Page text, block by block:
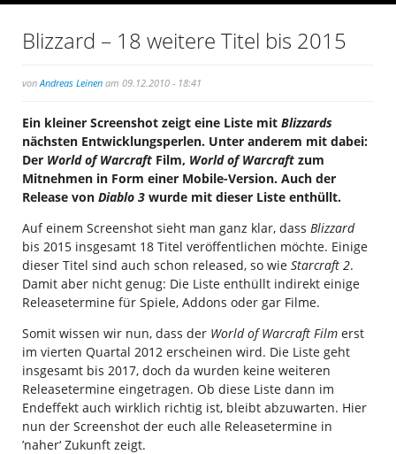
Blizzard – 18 weitere Titel bis 2015
von Andreas Leinen am 09.12.2010 - 18:41
Ein kleiner Screenshot zeigt eine Liste mit Blizzards
nächsten Entwicklungsperlen. Unter anderem mit dabei:
Der World of Warcraft Film, World of Warcraft zum
Mitnehmen in Form einer Mobile-Version. Auch der
Release von Diablo 3 wurde mit dieser Liste enthüllt.
Auf einem Screenshot sieht man ganz klar, dass Blizzard
bis 2015 insgesamt 18 Titel veröffentlichen möchte. Einige
dieser Titel sind auch schon released, so wie Starcraft 2.
Damit aber nicht genug: Die Liste enthüllt indirekt einige
Releasetermine für Spiele, Addons oder gar Filme.
Somit wissen wir nun, dass der World of Warcraft Film erst
im vierten Quartal 2012 erscheinen wird. Die Liste geht
insgesamt bis 2017, doch da wurden keine weiteren
Releasetermine eingetragen. Ob diese Liste dann im
Endeffekt auch wirklich richtig ist, bleibt abzuwarten. Hier
nun der Screenshot der euch alle Releasetermine in
’naher‘ Zukunft zeigt.